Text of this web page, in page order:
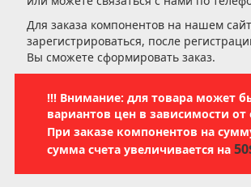
Для заказа компонентов на нашем
зарегистрироваться, после
Вы сможете сформировать заказ.
!!! Внимание: для товара может
вариантов цен в зависимости от
При заказе компонентов на
сумма счета увеличивается на